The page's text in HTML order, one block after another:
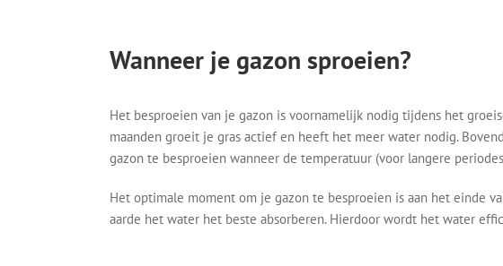
Wanneer je gazon sproeien?
Het besproeien van je gazon is voornamelijk nodig tijdens het
maanden groeit je gras actief en heeft het meer water nodig.
gazon te besproeien wanneer de temperatuur (voor langere
Het optimale moment om je gazon te besproeien is aan het einde
aarde het water het beste absorberen. Hierdoor wordt het water